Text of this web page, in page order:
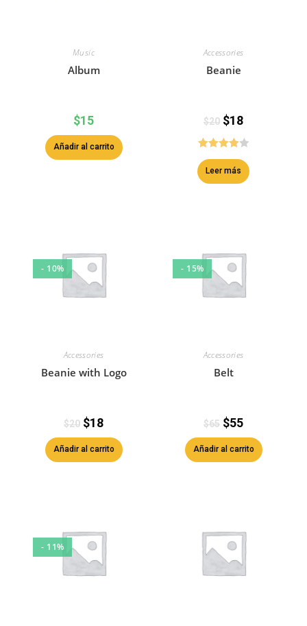
Music
Album
$15
Añadir al carrito
Accessories
Beanie
$20 $18
Valorado
con4.00
Leer más
- 10%
Accessories
Beanie with Logo
$20 $18
Añadir al carrito
- 15%
Accessories
Belt
$65 $55
Añadir al carrito
- 11%